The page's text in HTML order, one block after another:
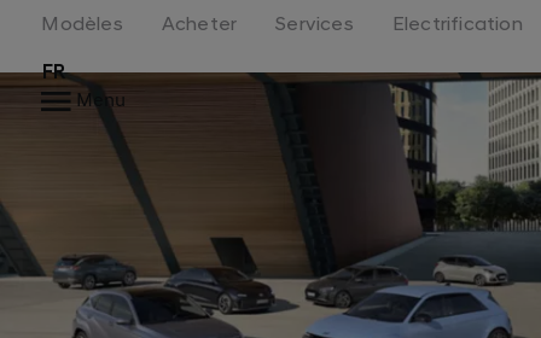
Modèles Acheter Services Electrification
FR
Menu